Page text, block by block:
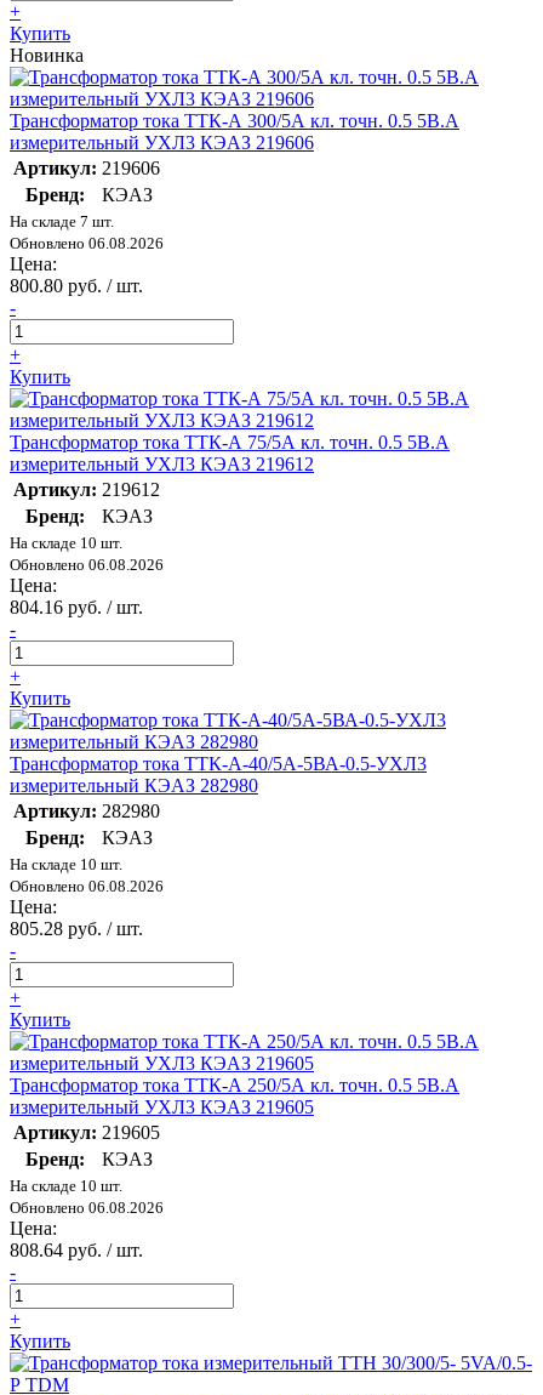
+
Купить
Новинка
Трансформатор тока ТТК-А 300/5А кл. точн. 0.5 5В.А
измерительный УХЛ3 КЭАЗ 219606
Артикул: 219606
Бренд:
КЭАЗ
На складе 7 шт.
Обновлено 06.08.2026
Цена:
800.80 руб. / шт.
-
+
Купить
Трансформатор тока ТТК-А 75/5А кл. точн. 0.5 5В.А
измерительный УХЛ3 КЭАЗ 219612
Артикул: 219612
Бренд:
КЭАЗ
На складе 10 шт.
Обновлено 06.08.2026
Цена:
804.16 руб. / шт.
-
+
Купить
Трансформатор тока ТТК-А-40/5А-5ВА-0.5-УХЛ3
измерительный КЭАЗ 282980
Артикул: 282980
Бренд:
КЭАЗ
На складе 10 шт.
Обновлено 06.08.2026
Цена:
805.28 руб. / шт.
-
+
Купить
Трансформатор тока ТТК-А 250/5А кл. точн. 0.5 5В.А
измерительный УХЛ3 КЭАЗ 219605
Артикул: 219605
Бренд:
КЭАЗ
На складе 10 шт.
Обновлено 06.08.2026
Цена:
808.64 руб. / шт.
-
+
Купить